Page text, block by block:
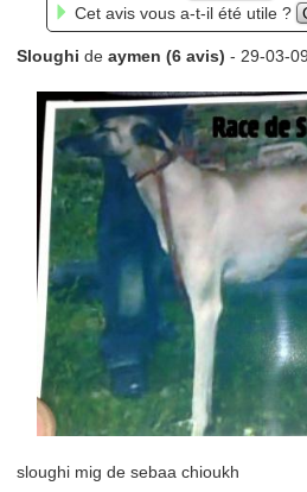
Cet avis vous a-t-il été utile ?
Sloughi de aymen (6 avis) - 29-03-
sloughi mig de sebaa chioukh